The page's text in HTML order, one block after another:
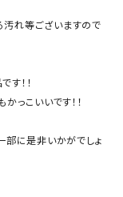
れ等ございますので
す！！
っこいいです！！
部に是非いかがでしょ